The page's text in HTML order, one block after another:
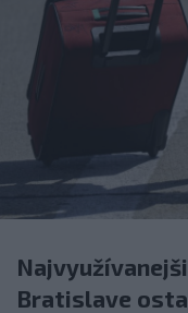
Bratislave